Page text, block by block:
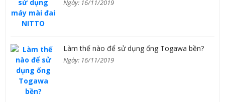
Ngày: 16/11/2019
Làm thế nào để sử dụng ống Togawa bền?
Ngày: 16/11/2019